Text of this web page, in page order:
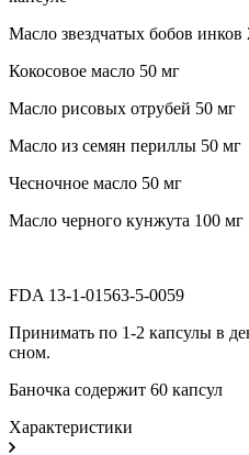
Масло звездчатых бобов инков
Кокосовое масло 50 мг
Масло рисовых отрубей 50 мг
Масло из семян периллы 50 мг
Чесночное масло 50 мг
Масло черного кунжута 100 мг
FDA 13-1-01563-5-0059
Принимать по 1-2 капсулы в
сном.
Баночка содержит 60 капсул
Характеристики